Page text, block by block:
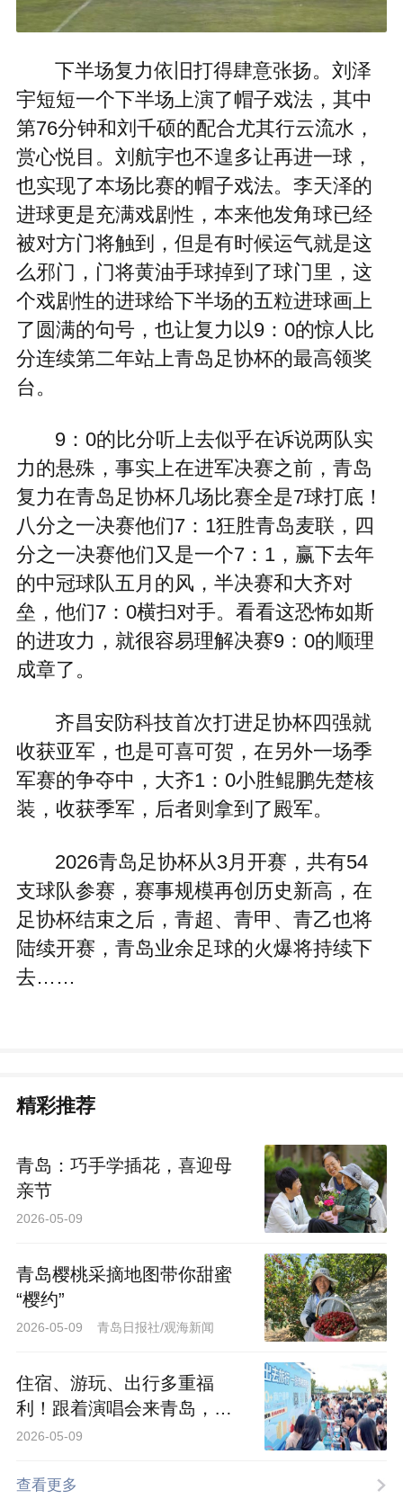
下半场复力依旧打得肆意张扬。刘泽
宇短短一个下半场上演了帽子戏法，其中
第76分钟和刘千硕的配合尤其行云流水，
赏心悦目。刘航宇也不遑多让再进一球，
也实现了本场比赛的帽子戏法。李天泽的
进球更是充满戏剧性，本来他发角球已经
被对方门将触到，但是有时候运气就是这
么邪门，门将黄油手球掉到了球门里，这
个戏剧性的进球给下半场的五粒进球画上
了圆满的句号，也让复力以9：0的惊人比
分连续第二年站上青岛足协杯的最高领奖
台。
9：0的比分听上去似乎在诉说两队实
力的悬殊，事实上在进军决赛之前，青岛
复力在青岛足协杯几场比赛全是7球打底！
八分之一决赛他们7：1狂胜青岛麦联，四
分之一决赛他们又是一个7：1，赢下去年
的中冠球队五月的风，半决赛和大齐对
垒，他们7：0横扫对手。看看这恐怖如斯
的进攻力，就很容易理解决赛9：0的顺理
成章了。
齐昌安防科技首次打进足协杯四强就
收获亚军，也是可喜可贺，在另外一场季
军赛的争夺中，大齐1：0小胜鲲鹏先楚核
装，收获季军，后者则拿到了殿军。
2026青岛足协杯从3月开赛，共有54
支球队参赛，赛事规模再创历史新高，在
足协杯结束之后，青超、青甲、青乙也将
陆续开赛，青岛业余足球的火爆将持续下
去……
精彩推荐
青岛：巧手学插花，喜迎母
亲节
2026-05-09
青岛樱桃采摘地图带你甜蜜
“樱约”
2026-05-09 青岛日报社/观海新闻
住宿、游玩、出行多重福
利！跟着演唱会来青岛，带
着票根去旅行 2026-0
2026-05-09
查看更多